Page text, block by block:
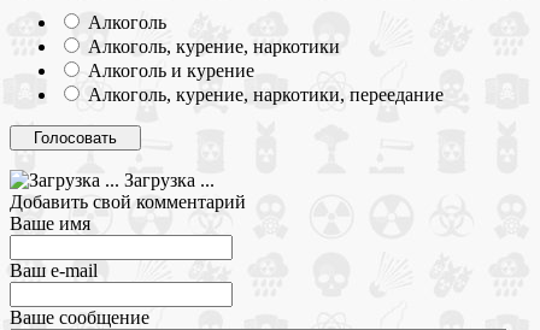
Алкоголь
Алкоголь, курение, наркотики
Алкоголь и курение
Алкоголь, курение, наркотики, переедание
Загрузка ...
Добавить свой комментарий
Ваше имя
Ваш e-mail
Ваше сообщение